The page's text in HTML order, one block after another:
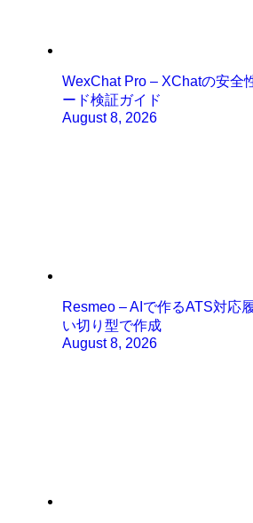
WexChat Pro – XChatの安全
ード検証ガイド
August 8, 2026
Resmeo – AIで作るATS対応
い切り型で作成
August 8, 2026